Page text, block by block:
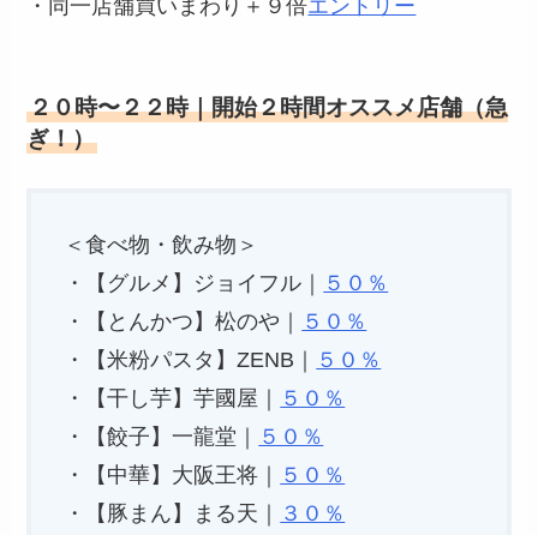
・同一店舗買いまわり＋９倍エントリー
２０時〜２２時｜開始２時間オススメ店舗（急
ぎ！）
＜食べ物・飲み物＞
・【グルメ】ジョイフル｜
５０％
・【とんかつ】松のや｜
５０％
・【米粉パスタ】ZENB｜
５０％
・【干し芋】芋國屋｜
５０％
・【餃子】一龍堂｜
５０％
・【中華】大阪王将｜
５０％
・【豚まん】まる天｜
３０％